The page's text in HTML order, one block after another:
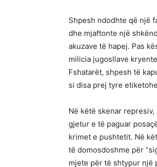
Shpesh ndodhte që një
dhe mjaftonte një
akuzave të hapej. Pas
milicia jugosllave
Fshatarët, shpesh të
si disa prej tyre
Në këtë skenar
gjetur e të paguar
krimet e pushtetit. Në
të domosdoshme për
mjete për të shtypur një